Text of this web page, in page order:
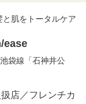
肌をトータルケア
ease
袋線「石神井公
店／フレンチカ